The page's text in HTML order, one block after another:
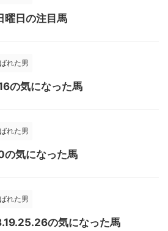
曜日の注目馬
れた男
の気になった馬
れた男
の気になった馬
れた男
の気になった馬